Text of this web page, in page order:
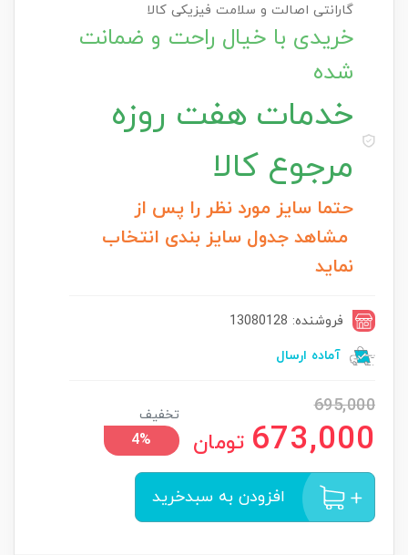
گارانتی اصالت و سلامت فیزیکی کالا
خریدی با خیال راحت و ضمانت
شده
خدمات هفت روزه
مرجوع کالا
حتما سایز مورد نظر را پس از
مشاهد جدول سایز بندی انتخاب
نماید
فروشنده: 13080128
آماده ارسال
695,000
673,000 تومان
تخفیف
4%
افزودن به سبدخرید